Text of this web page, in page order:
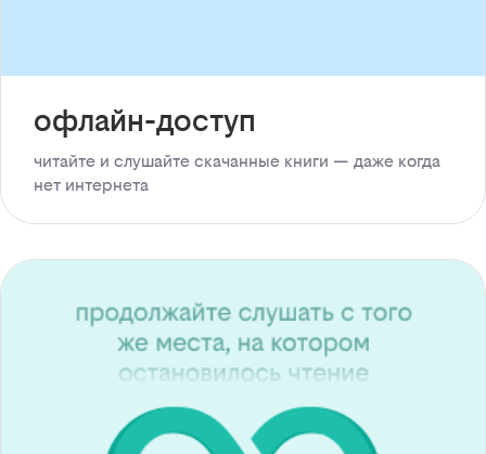
офлайн-доступ
читайте и слушайте скачанные книги — даже когда
нет интернета